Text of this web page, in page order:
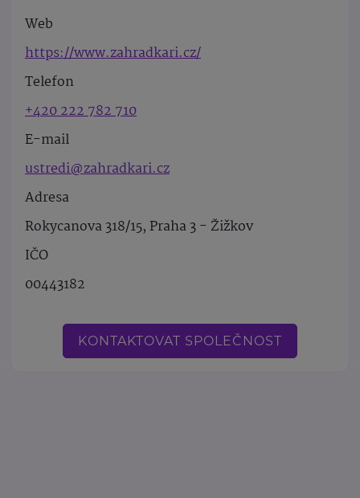
Web
https://www.zahradkari.cz/
Telefon
+420 222 782 710
E-mail
ustredi@zahradkari.cz
Adresa
Rokycanova 318/15, Praha 3 - Žižkov
IČO
00443182
KONTAKTOVAT SPOLEČNOST